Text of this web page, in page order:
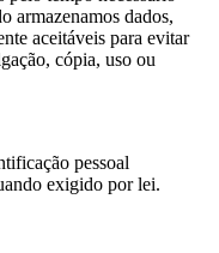
armazenamos dados,
aceitáveis para evitar
cópia, uso ou
pessoal
exigido por lei.